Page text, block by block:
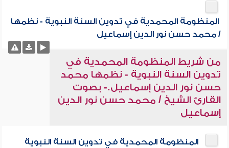
المنظومة المحمدية في تدوين السنة النبوية - نظمها
/ محمد حسن نور الدين إسماعيل
من شريط المنظومة المحمدية في
تدوين السنة النبوية - نظمها محمد
حسن نور الدين إسماعيل.- بصوت
القارئ الشيخ / محمد حسن نور الدين
إسماعيل
المنظومة المحمدية في تدوين السنة النبوية